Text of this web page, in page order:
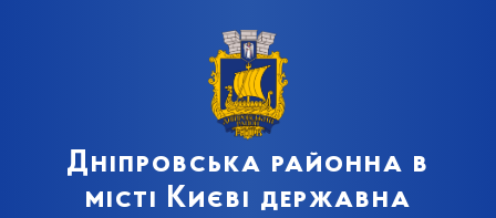
Дніпровська районна в
місті Києві державна